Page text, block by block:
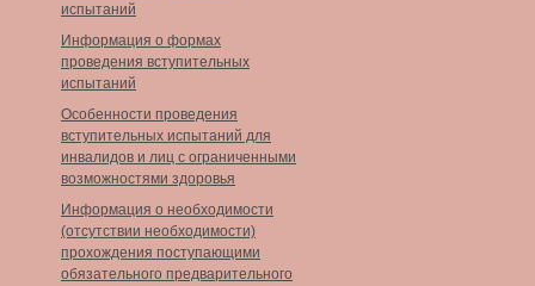
испытаний
Информация о формах
проведения вступительных
испытаний
Особенности проведения
вступительных испытаний для
инвалидов и лиц с ограниченными
возможностями здоровья
Информация о необходимости
(отсутствии необходимости)
прохождения поступающими
обязательного предварительного